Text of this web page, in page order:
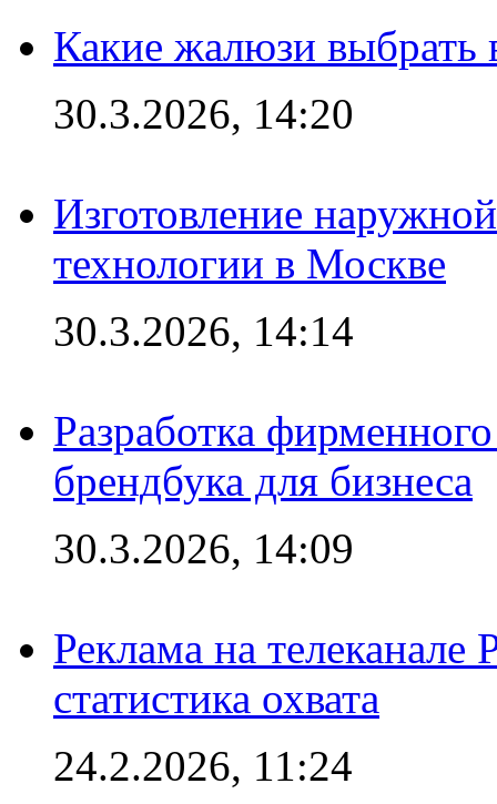
Какие жалюзи выбрать
30.3.2026, 14:20
Изготовление
технологии в Москве
30.3.2026, 14:14
Разработка
брендбука для бизнеса
30.3.2026, 14:09
Реклама на
статистика охвата
24.2.2026, 11:24